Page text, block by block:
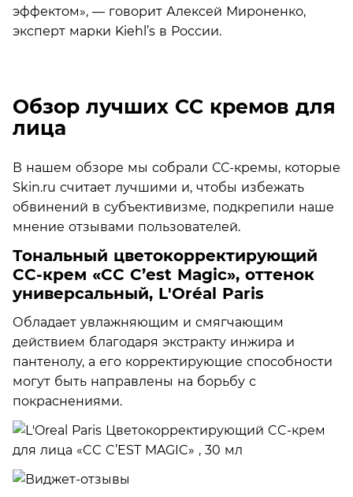
эффектом», — говорит Алексей Мироненко,
эксперт марки Kiehl’s в России.
Обзор лучших СС кремов для
лица
В нашем обзоре мы собрали СС-кремы, которые
Skin.ru считает лучшими и, чтобы избежать
обвинений в субъективизме, подкрепили наше
мнение отзывами пользователей.
Тональный цветокорректирующий
СС-крем «CC C’est Magic», оттенок
универсальный, L'Oréal Paris
Обладает увлажняющим и смягчающим
действием благодаря экстракту инжира и
пантенолу, а его корректирующие способности
могут быть направлены на борьбу с
покраснениями.